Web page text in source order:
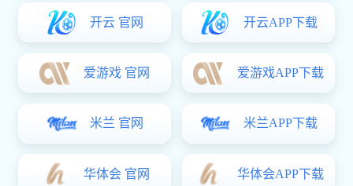
前瞻技术开发部：以工程技术咨询开发为驱动，研发软件、数据库及
设备等国产化工具类软硬件，构建汽车行业工程技术应用的数智生
态。
电性能开发验证 燃料电池汽车性能开发
轻量化技术 智慧交通技术